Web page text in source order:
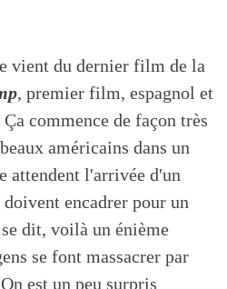
vient du dernier film de la
, premier film, espagnol et
commence de façon très
américains dans un
attendent l'arrivée d'un
encadrer pour un
dit, voilà un énième
se font massacrer par
est un peu surpris